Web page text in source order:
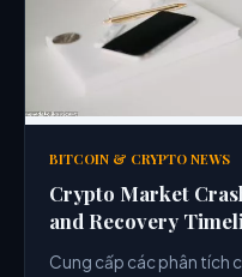
BITCOIN & CRYPTO NEWS
Crypto Market
and Recovery
Cung cấp các phân tích